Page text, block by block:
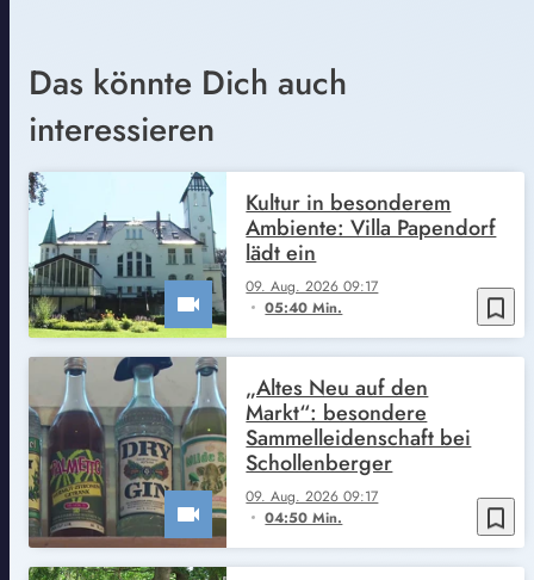
Das könnte Dich auch
interessieren
bookmark_border
09. Aug. 2026 09:17
05:40 Min.
Kultur in besonderem
Ambiente: Villa Papendorf
lädt ein
bookmark_border
09. Aug. 2026 09:17
04:50 Min.
„Altes Neu auf den
Markt“: besondere
Sammelleidenschaft bei
Schollenberger